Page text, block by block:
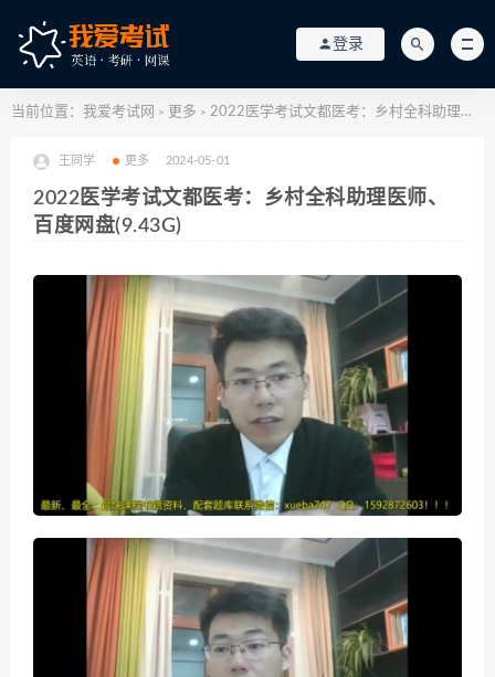
登录
当前位置： 我爱考试网 > 更多 > 2022医学考试文都医考：乡村全科助理医师、 百度网盘(9.43G)
王同学 更多 2024-05-01
2022医学考试文都医考：乡村全科助理医师、
百度网盘(9.43G)